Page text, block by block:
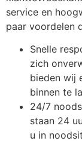
service en
paar voordelen
Snelle
zich
bieden wij
binnen te
24/7
staan 24
u in